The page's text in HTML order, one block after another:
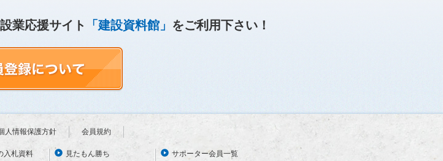
がされませんので、ご了
承のほど、よろしくお願
伴う情報更新停止のお知
らせ(04/26～04/29、05/0
ユーザー各位
業応援サイト 「建設資料館」 をご利用下さい！
人情報保護方針 会員規約
入札資料 見たもん勝ち サポーター会員一覧